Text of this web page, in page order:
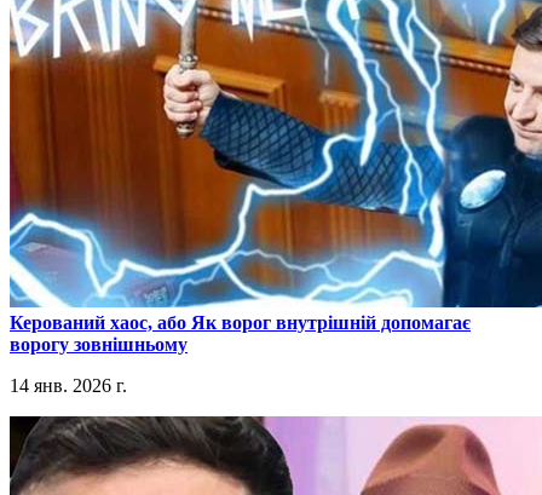
​Керований хаос, або Як ворог внутрішній допомагає
ворогу зовнішньому
14 янв. 2026 г.